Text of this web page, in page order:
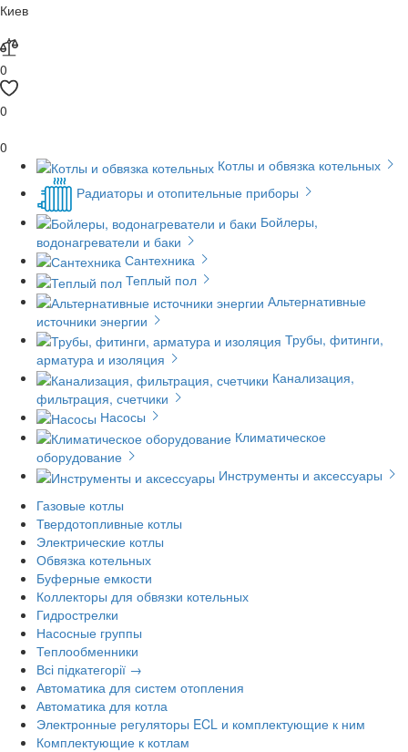
Киев
0
0
0
Котлы и обвязка котельных
Радиаторы и отопительные приборы
Бойлеры,
водонагреватели и баки
Сантехника
Теплый пол
Альтернативные
источники энергии
Трубы, фитинги,
арматура и изоляция
Канализация,
фильтрация, счетчики
Насосы
Климатическое
оборудование
Инструменты и аксессуары
Газовые котлы
Твердотопливные котлы
Электрические котлы
Обвязка котельных
Буферные емкости
Коллекторы для обвязки котельных
Гидрострелки
Насосные группы
Теплообменники
Всі підкатегорії →
Автоматика для систем отопления
Автоматика для котла
Электронные регуляторы ECL и комплектующие к ним
Комплектующие к котлам